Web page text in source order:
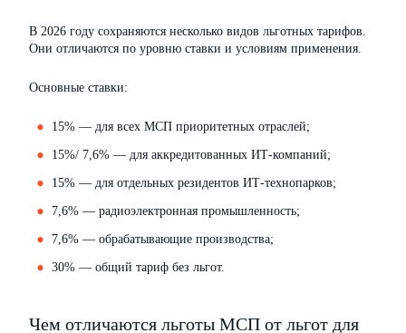
В 2026 году сохраняются несколько видов льготных тарифов.
Они отличаются по уровню ставки и условиям применения.
Основные ставки:
15% — для всех МСП приоритетных отраслей;
15%/ 7,6% — для аккредитованных ИТ-компаний;
15% — для отдельных резидентов ИТ-технопарков;
7,6% — радиоэлектронная промышленность;
7,6% — обрабатывающие производства;
30% — общий тариф без льгот.
Чем отличаются льготы МСП от льгот для